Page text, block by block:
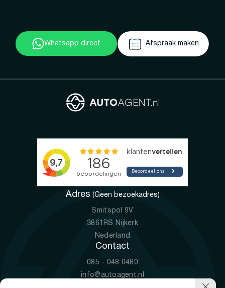
Whatsapp direct Afspraak maken
Adres (Geen bezoekadres)
Smitspol 9V
3861RS Nijkerk
Nederland
Contact
085 - 048 0480
info@autoagent.nl